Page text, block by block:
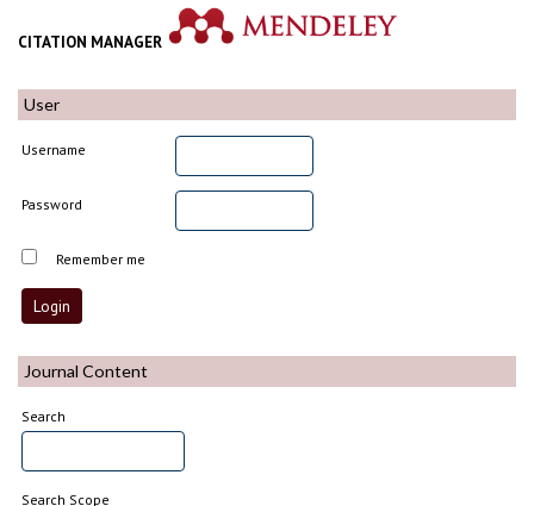
CITATION MANAGER
User
Username
Password
Remember me
Journal Content
Search
Search Scope